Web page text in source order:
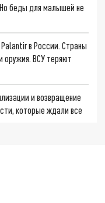
беды для малышей не
в России. Страны
оружия. ВСУ теряют
и возвращение
которые ждали все